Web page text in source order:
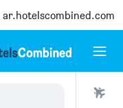
ar.hotelscombined.com